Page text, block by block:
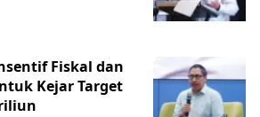
Fiskal dan
Kejar Target